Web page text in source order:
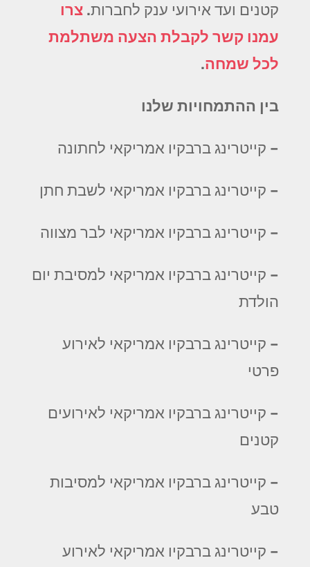
קטנים ועד אירועי ענק לחברות. צרו
עמנו קשר לקבלת הצעה משתלמת
לכל שמחה.
בין ההתמחויות שלנו
– קייטרינג ברבקיו אמריקאי לחתונה
– קייטרינג ברבקיו אמריקאי לשבת חתן
– קייטרינג ברבקיו אמריקאי לבר מצווה
– קייטרינג ברבקיו אמריקאי למסיבת יום
הולדת
– קייטרינג ברבקיו אמריקאי לאירוע
פרטי
– קייטרינג ברבקיו אמריקאי לאירועים
קטנים
– קייטרינג ברבקיו אמריקאי למסיבות
טבע
– קייטרינג ברבקיו אמריקאי לאירוע